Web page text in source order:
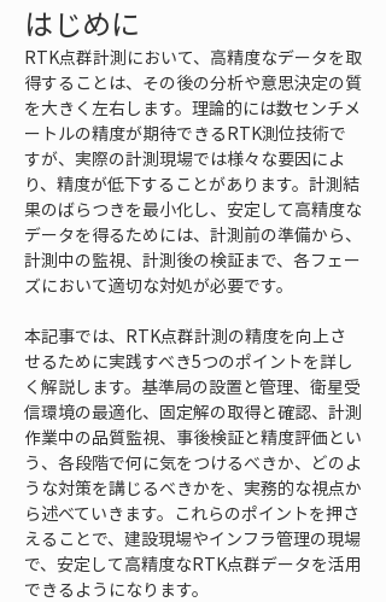
はじめに
RTK点群計測において、高精度なデータを取
得することは、その後の分析や意思決定の質
を大きく左右します。理論的には数センチメ
ートルの精度が期待できるRTK測位技術で
すが、実際の計測現場では様々な要因によ
り、精度が低下することがあります。計測結
果のばらつきを最小化し、安定して高精度な
データを得るためには、計測前の準備から、
計測中の監視、計測後の検証まで、各フェー
ズにおいて適切な対処が必要です。
本記事では、RTK点群計測の精度を向上さ
せるために実践すべき5つのポイントを詳し
く解説します。基準局の設置と管理、衛星受
信環境の最適化、固定解の取得と確認、計測
作業中の品質監視、事後検証と精度評価とい
う、各段階で何に気をつけるべきか、どのよ
うな対策を講じるべきかを、実務的な視点か
ら述べていきます。これらのポイントを押さ
えることで、建設現場やインフラ管理の現場
で、安定して高精度なRTK点群データを活用
できるようになります。